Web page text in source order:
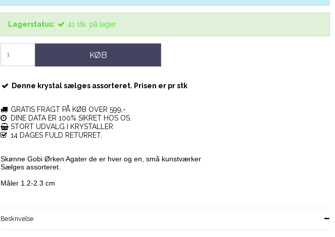
Lagerstatus: 41 stk. på lager
KØB
Denne krystal sælges assorteret. Prisen er pr stk
GRATIS FRAGT PÅ KØB OVER 599,-
DINE DATA ER 100% SIKRET HOS OS.
STORT UDVALG I KRYSTALLER
14 DAGES FULD RETURRET.
Skønne Gobi Ørken Agater de er hver og en, små kunstværker
Sælges assorteret.
Måler 1.2-2.3 cm
Beskrivelse